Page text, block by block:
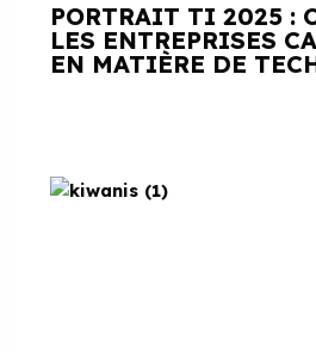
PORTRAIT TI 2025 :
LES ENTREPRISES
EN MATIÈRE DE